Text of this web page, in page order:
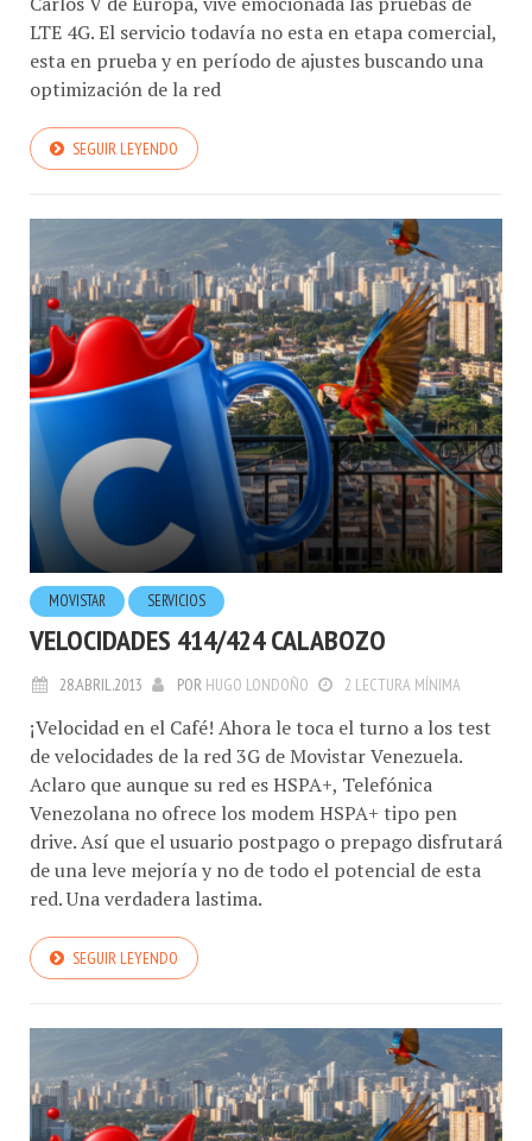
LTE 4G. El servicio todavía no esta en etapa comercial,
esta en prueba y en período de ajustes buscando una
optimización de la red
SEGUIR LEYENDO
MOVISTAR SERVICIOS
VELOCIDADES 414/424 CALABOZO
HUGO LONDOÑO
de velocidades de la red 3G de Movistar Venezuela.
Aclaro que aunque su red es HSPA+, Telefónica
Venezolana no ofrece los modem HSPA+ tipo pen
drive. Así que el usuario postpago o prepago disfrutará
de una leve mejoría y no de todo el potencial de esta
red. Una verdadera lastima.
SEGUIR LEYENDO